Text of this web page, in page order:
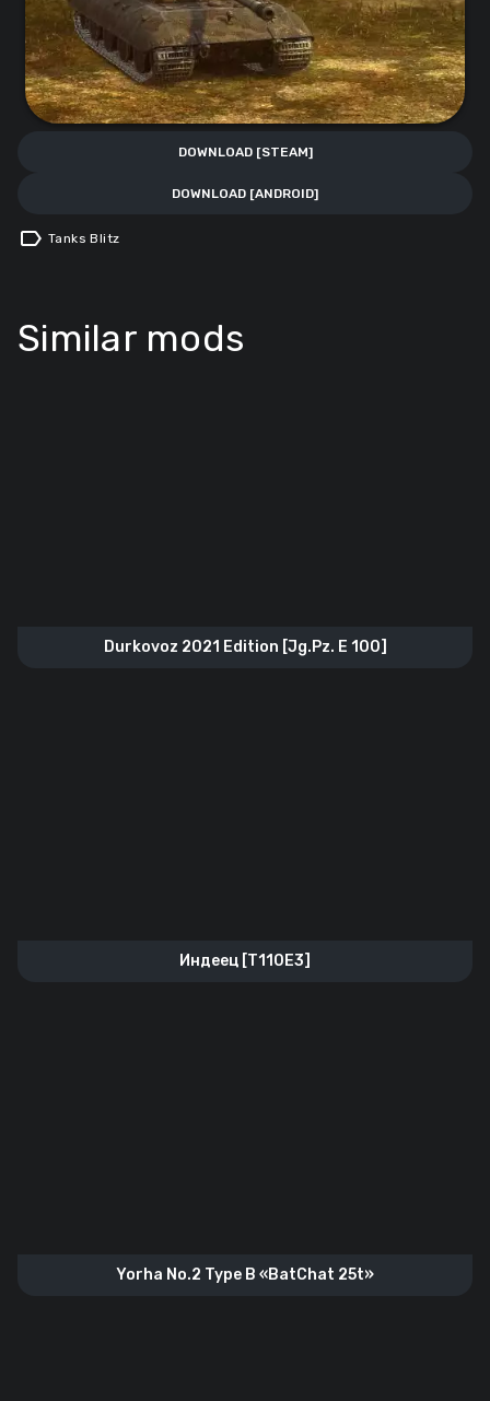
DOWNLOAD [STEAM]
DOWNLOAD [ANDROID]
label Tanks Blitz
Similar mods
Durkovoz 2021 Edition [Jg.Pz. E 100]
Индеец [T110E3]
Yorha No.2 Type B «BatChat 25t»